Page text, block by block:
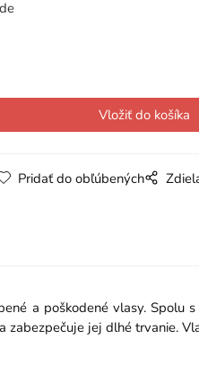
Pridať do obľúbených
a poškodené vlasy. Spolu
jej dlhé trvanie.